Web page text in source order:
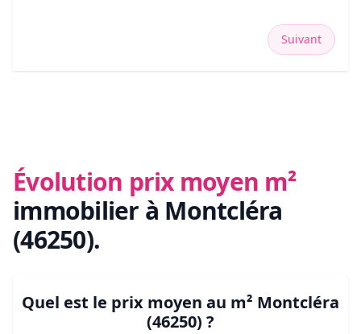
Suivant
Évolution prix moyen m²
immobilier à Montcléra
(46250).
Quel est le prix moyen au m² Montcléra
(46250) ?